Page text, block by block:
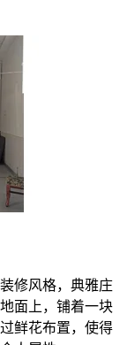
修风格，典雅庄
面上，铺着一块
鲜花布置，使得